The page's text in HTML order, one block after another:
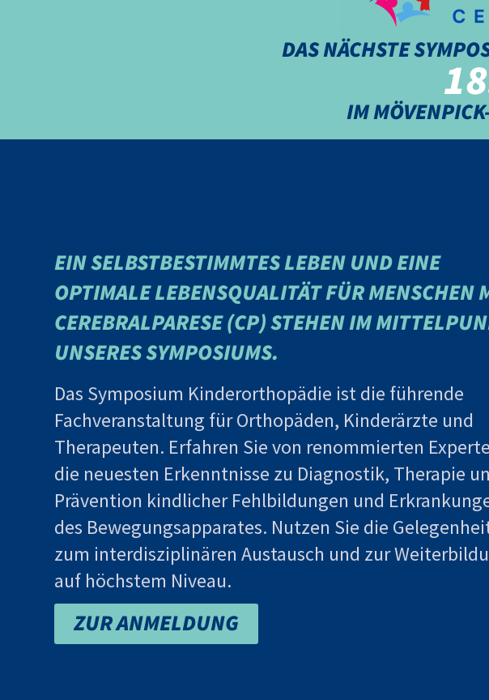
DAS NÄCHSTE
IM
EIN SELBSTBESTIMMTES LEBEN UND EINE
OPTIMALE LEBENSQUALITÄT FÜR MENSCHEN
CEREBRALPARESE (CP) STEHEN IM
UNSERES SYMPOSIUMS.
Das Symposium Kinderorthopädie ist die führende
Fachveranstaltung für Orthopäden, Kinderärzte und
Therapeuten. Erfahren Sie von renommierten
die neuesten Erkenntnisse zu Diagnostik, Therapie
Prävention kindlicher Fehlbildungen und
des Bewegungsapparates. Nutzen Sie die
zum interdisziplinären Austausch und zur
auf höchstem Niveau.
ZUR ANMELDUNG